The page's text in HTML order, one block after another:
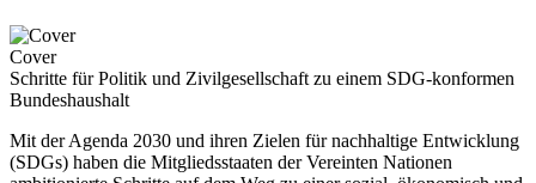
Cover
Schritte für Politik und Zivilgesellschaft zu einem SDG-konformen
Bundeshaushalt
Mit der Agenda 2030 und ihren Zielen für nachhaltige Entwicklung
(SDGs) haben die Mitgliedsstaaten der Vereinten Nationen